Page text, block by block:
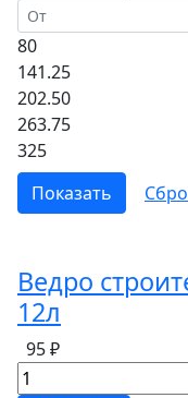
80
141.25
202.50
263.75
325
Ведро
12л
95 ₽